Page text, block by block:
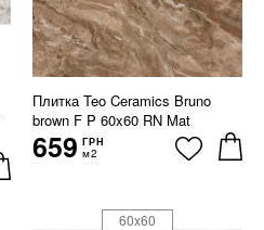
Плитка Teo Ceramics Bruno
brown F P 60x60 RN Mat
659 ГРН
м2
60x60